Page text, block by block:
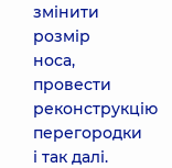
змінити
розмір
носа,
провести
реконструкцію
перегородки
і так далі.